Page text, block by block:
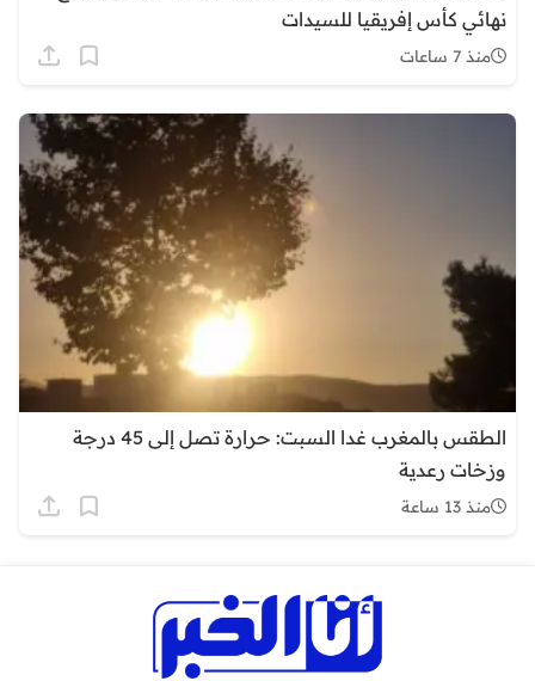
نهائي كأس إفريقيا للسيدات
منذ 7 ساعات
الطقس بالمغرب غدا السبت: حرارة تصل إلى 45 درجة
وزخات رعدية
منذ 13 ساعة